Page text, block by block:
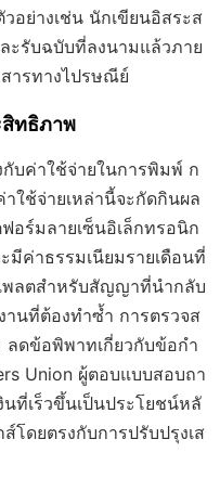
อย่างเช่น นักเขียนอิสระส
รับฉบับที่ลงนามแล้วภาย
ารทางไปรษณีย์
สิทธิภาพ
บค่าใช้จ่ายในการพิมพ์ ก
ใช้จ่ายเหล่านี้จะกัดกินผล
ร์มลายเซ็นอิเล็กทรอนิก
มีค่าธรรมเนียมรายเดือนที่
พลตสำหรับสัญญาที่นำกลับ
านที่ต้องทำซ้ำ การตรวจส
ดข้อพิพาทเกี่ยวกับข้อกำ
Union ผู้ตอบแบบสอบถา
นที่เร็วขึ้นเป็นประโยชน์หลั
โดยตรงกับการปรับปรุงเส